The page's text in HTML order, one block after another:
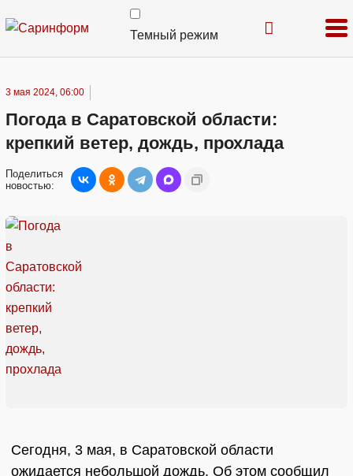
Темный режим
3 мая 2024, 06:00
Погода в Саратовской области:
крепкий ветер, дождь, прохлада
Поделиться
новостью:
Сегодня, 3 мая, в Саратовской области
ожидается небольшой дождь. Об этом сообщил